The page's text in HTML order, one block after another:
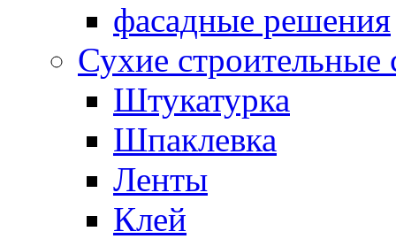
фасадные решения
Сухие
Штукатурка
Шпаклевка
Ленты
Клей